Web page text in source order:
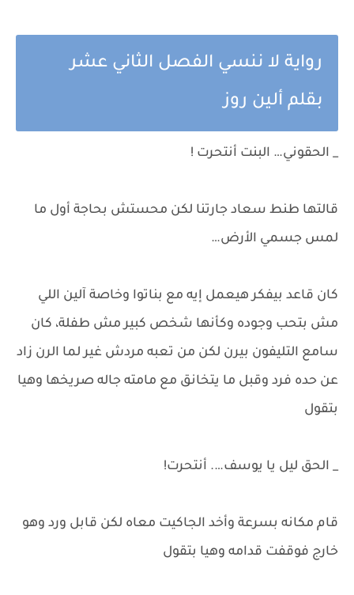
رواية لا ننسي الفصل الثاني عشر
بقلم ألين روز
_ الحقوني… البنت أنتحرت !
قالتها طنط سعاد جارتنا لكن محستش بحاجة أول ما
لمس جسمي الأرض…
كان قاعد بيفكر هيعمل إيه مع بناتوا وخاصة آلين اللي
مش بتحب وجوده وكأنها شخص كبير مش طفلة، كان
سامع التليفون بيرن لكن من تعبه مردش غير لما الرن زاد
عن حده فرد وقبل ما يتخانق مع مامته جاله صريخها وهيا
بتقول
_ الحق ليل يا يوسف…. أنتحرت!
قام مكانه بسرعة وأخد الجاكيت معاه لكن قابل ورد وهو
خارج فوقفت قدامه وهيا بتقول